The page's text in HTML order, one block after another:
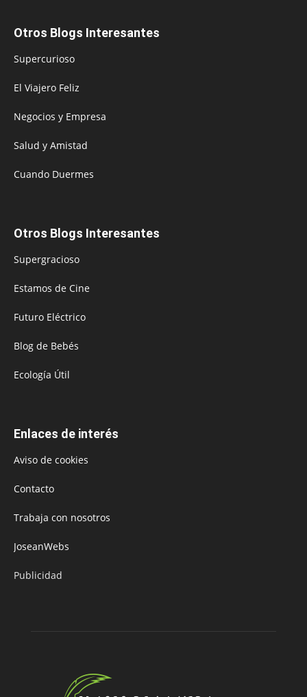
Otros Blogs Interesantes
Supercurioso
El Viajero Feliz
Negocios y Empresa
Salud y Amistad
Cuando Duermes
Otros Blogs Interesantes
Supergracioso
Estamos de Cine
Futuro Eléctrico
Blog de Bebés
Ecología Útil
Enlaces de interés
Aviso de cookies
Contacto
Trabaja con nosotros
JoseanWebs
Publicidad